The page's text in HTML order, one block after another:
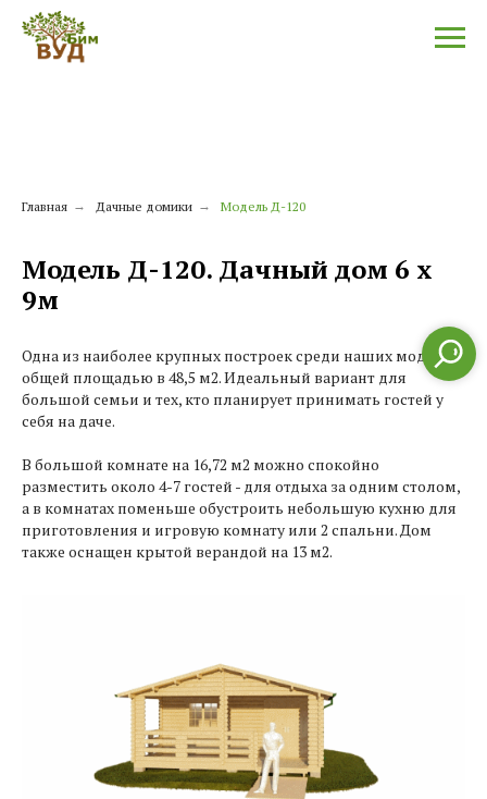
Главная → Дачные домики → Модель Д-120
Модель Д-120. Дачный дом 6 x
9м
Одна из наиболее крупных построек среди наших моделей,
общей площадью в 48,5 м2. Идеальный вариант для
большой семьи и тех, кто планирует принимать гостей у
себя на даче.
В большой комнате на 16,72 м2 можно спокойно
разместить около 4-7 гостей - для отдыха за одним столом,
а в комнатах поменьше обустроить небольшую кухню для
приготовления и игровую комнату или 2 спальни. Дом
также оснащен крытой верандой на 13 м2.